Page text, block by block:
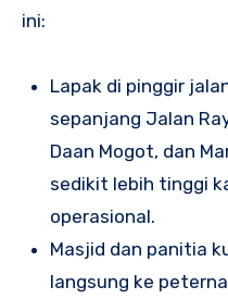
ini:
Lapak di pinggir
sepanjang Jalan
Daan Mogot, dan
sedikit lebih tinggi
operasional.
Masjid dan panitia
langsung ke